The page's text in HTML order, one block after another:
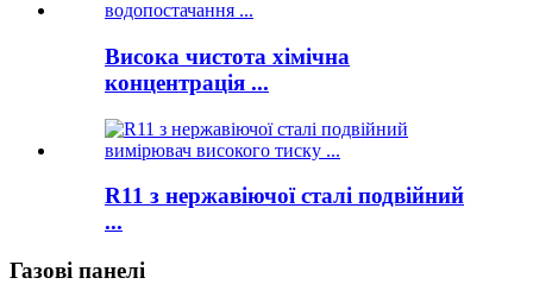
Висока чистота хімічна
концентрація ...
R11 з нержавіючої сталі подвійний
...
Газові панелі